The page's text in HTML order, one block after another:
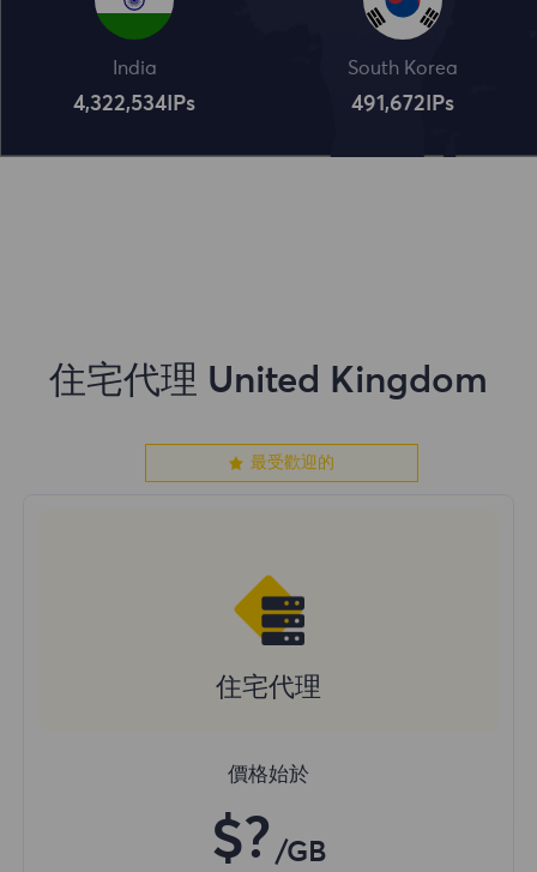
India
4,322,534 IPs
South Korea
491,672 IPs
住宅代理 United Kingdom
最受歡迎的
住宅代理
價格始於
$? /GB